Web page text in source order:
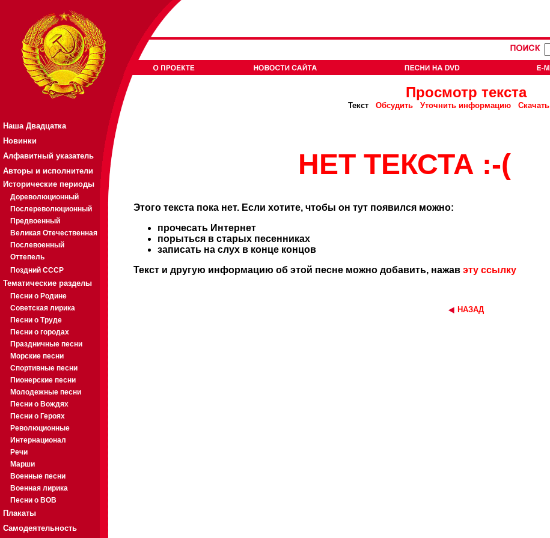
Наша Двадцатка
Новинки
Алфавитный указатель
Авторы и исполнители
Исторические периоды
Дореволюционный
Послереволюционный
Предвоенный
Великая Отечественная
Послевоенный
Оттепель
Поздний СССР
Тематические разделы
Песни о Родине
Советская лирика
Песни о Труде
Песни о городах
Праздничные песни
Морские песни
Спортивные песни
Пионерские песни
Молодежные песни
Песни о Вождях
Песни о Героях
Революционные
Интернационал
Речи
Марши
Военные песни
Военная лирика
Песни о ВОВ
Плакаты
Самодеятельность
Просмотр текста
Текст Обсудить Уточнить информацию Скачать
НЕТ ТЕКСТА :-(
Этого текста пока нет. Если хотите, чтобы он тут появился можно:
прочесать Интернет
порыться в старых песенниках
записать на слух в конце концов
Текст и другую информацию об этой песне можно добавить, нажав эту ссылку
НАЗАД